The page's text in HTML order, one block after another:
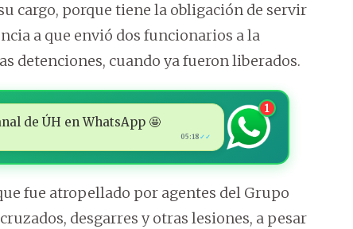
cargo, porque tiene la obligación de servir
a que envió dos funcionarios a la
detenciones, cuando ya fueron liberados.
de ÚH en WhatsApp 🤩
05:18 ✓✓
1
fue atropellado por agentes del Grupo
desgarres y otras lesiones, a pesar